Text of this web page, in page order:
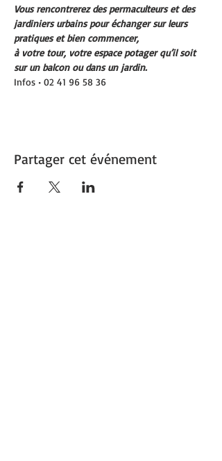
Vous rencontrerez des permaculteurs et des
jardiniers urbains pour échanger sur leurs
pratiques et bien commencer,
à votre tour, votre espace potager qu’il soit
sur un balcon ou dans un jardin.
Infos • 02 41 96 58 36
Partager cet événement